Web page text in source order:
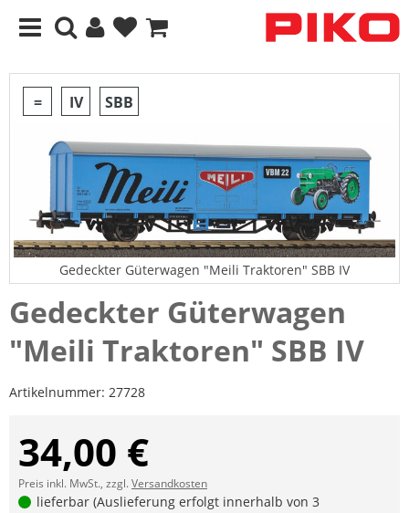
= IV SBB
Gedeckter Güterwagen "Meili Traktoren" SBB IV
Gedeckter Güterwagen
"Meili Traktoren" SBB IV
Artikelnummer: 27728
34,00 €
Preis inkl. MwSt., zzgl.Versandkosten
lieferbar (Auslieferung erfolgt innerhalb von 3